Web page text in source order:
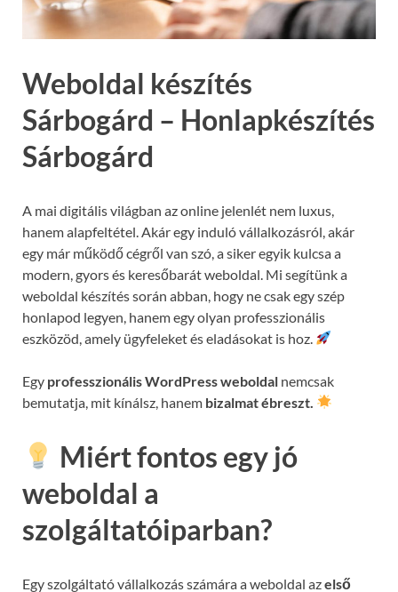
Weboldal készítés
Sárbogárd – Honlapkészítés
Sárbogárd
A mai digitális világban az online jelenlét nem luxus,
hanem alapfeltétel. Akár egy induló vállalkozásról, akár
egy már működő cégről van szó, a siker egyik kulcsa a
modern, gyors és keresőbarát weboldal. Mi segítünk a
weboldal készítés során abban, hogy ne csak egy szép
honlapod legyen, hanem egy olyan professzionális
eszközöd, amely ügyfeleket és eladásokat is hoz.
Egy professzionális WordPress weboldal nemcsak
bemutatja, mit kínálsz, hanem bizalmat ébreszt.
Miért fontos egy jó
weboldal a
szolgáltatóiparban?
Egy szolgáltató vállalkozás számára a weboldal azelső